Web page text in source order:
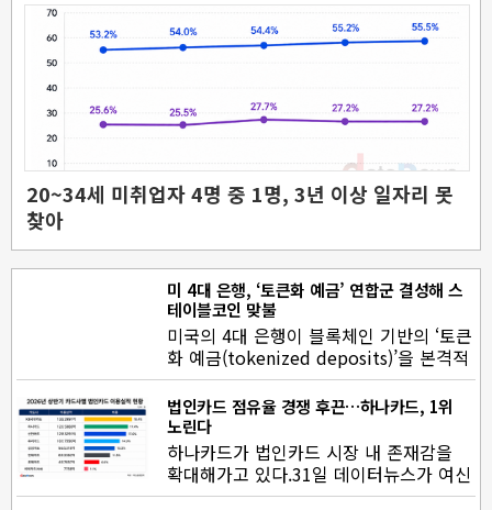
20~34세 미취업자 4명 중 1명, 3년 이상 일자리 못
찾아
미 4대 은행, ‘토큰화 예금’ 연합군 결성해 스
테이블코인 맞불
미국의 4대 은행이 블록체인 기반의 ‘토큰
화 예금(tokenized deposits)’을 본격적
으로 도입한다. 가…
법인카드 점유율 경쟁 후끈…하나카드, 1위
노린다
하나카드가 법인카드 시장 내 존재감을
확대해가고 있다.31일 데이터뉴스가 여신
금융협회에 공시된 전업 카드사…